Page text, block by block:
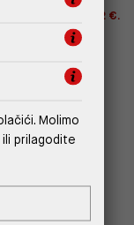
10% u košarici 65,52 €.
Štediš 7,28 €!
Molimo
ili prilagodite